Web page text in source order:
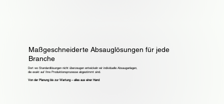
Maßgeschneiderte Absauglösungen für jede
Branche
Dort wo Standardlösungen nicht überzeugen entwickeln wir individuelle Absauganlagen,
die exakt auf Ihre Produktionsprozesse abgestimmt sind.
Von der Planung bis zur Wartung – alles aus einer Hand